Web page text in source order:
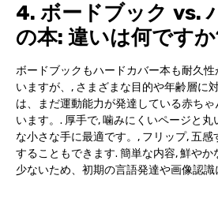
4. ボードブック vs.
の本: 違いは何です
ボードブックもハードカバー本も耐久
いますが、, さまざまな目的や年齢層に
は、まだ運動能力が発達している赤ち
います。. 厚手で, 噛みにくいページと丸
な小さな手に最適です。, フリップ, 五
することもできます. 簡単な内容, 鮮や
少ないため、初期の言語発達や画像認識